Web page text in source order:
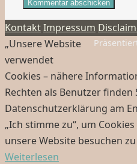
KontaktImpressum
„Unsere Website
verwendet
Cookies – nähere
Rechten als Benutzer finden
Datenschutzerklärung am
„Ich stimme zu“, um
unsere Website besuchen
Weiterlesen